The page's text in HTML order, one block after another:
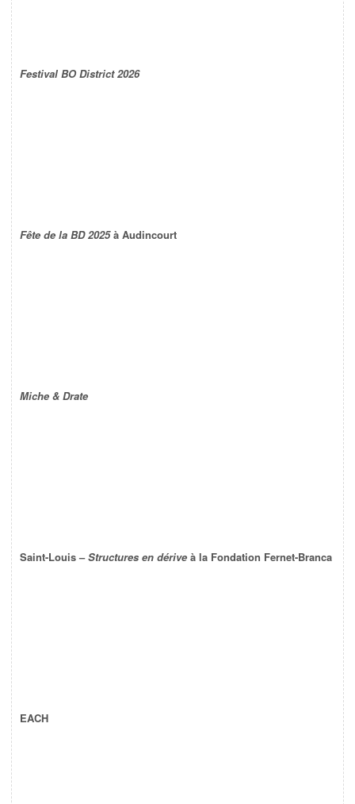
Festival BO District 2026
Fête de la BD 2025à Audincourt
Miche & Drate
Saint-Louis –Structures en dérive à la Fondation Fernet-Branca
EACH